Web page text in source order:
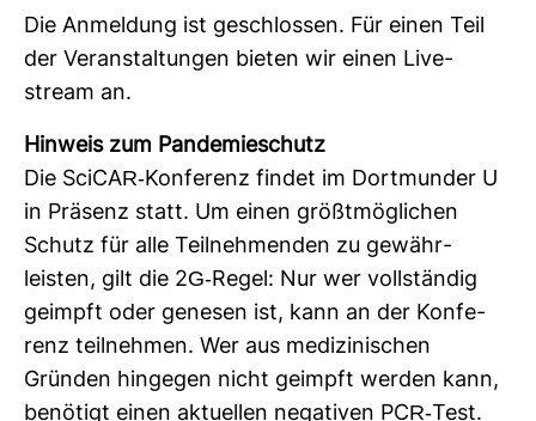
Die Anmel­dung ist geschlossen. Für einen Teil
der Ver­an­stal­tungen bieten wir einen Live­
stream an.
Hin­weis zum Pan­de­mie­schutz
Die SciCAR-​Kon­fe­renz findet im Dort­munder U
in Prä­senz statt. Um einen größt­mög­li­chen
Schutz für alle Teil­neh­menden zu gewähr­
leisten, gilt die 2G-​Regel: Nur wer voll­ständig
geimpft oder genesen ist, kann an der Kon­fe­
renz teil­nehmen. Wer aus medi­zi­ni­schen
Gründen hin­gegen nicht geimpft werden kann,
benö­tigt einen aktu­ellen nega­tiven PCR-​Test.